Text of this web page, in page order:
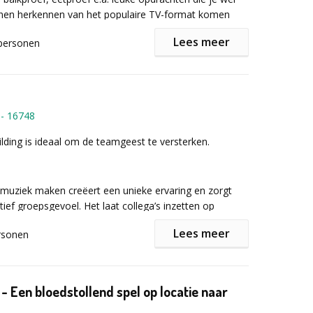
Land Van Saeftinghe
Mooiste
informatie of een vrijblijvende offerte het
herkennen van het populaire TV-format komen
de collega’s nog lang over zullen navertellen.
informatie of een vrijblijvende offerte het
Lees meer
16748
is ideaal om de teamgeest te versterken.
maken creëert een unieke ervaring en zorgt
groepsgevoel. Het laat collega’s inzetten op
te treden. De groepsdynamiek wordt hierdoor positief
vereist.
Lees meer
Een bloedstollend spel op locatie naar